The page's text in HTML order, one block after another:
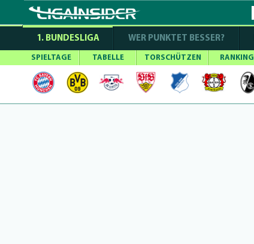
1. BUNDESLIGA WER PUNKTET BESSER?
SPIELTAGE TABELLE TORSCHÜTZEN RANKING